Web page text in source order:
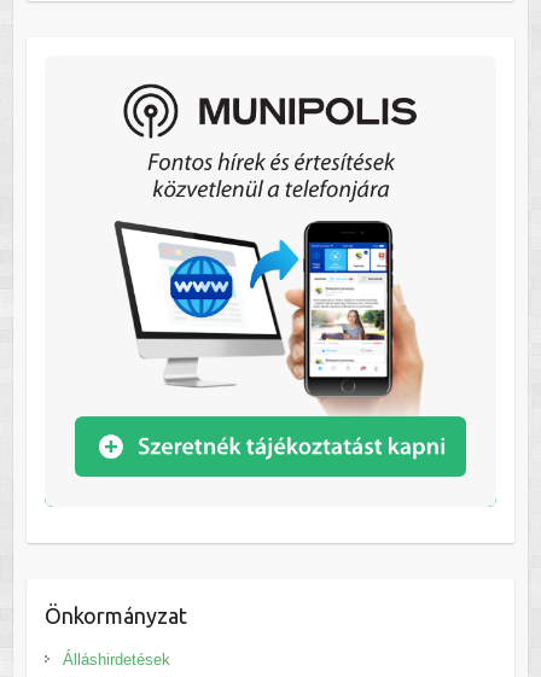
Önkormányzat
Álláshirdetések